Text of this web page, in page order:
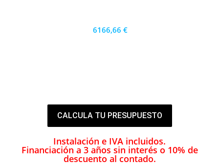
6166,66 €
CALCULA TU PRESUPUESTO
Instalación e IVA incluidos.
Financiación a 3 años sin interés o 10% de
descuento al contado.